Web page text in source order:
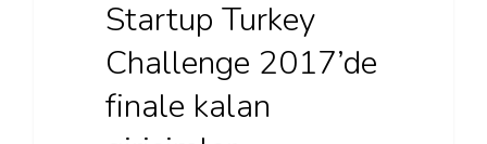
Startup Turkey
Challenge 2017’de
finale kalan